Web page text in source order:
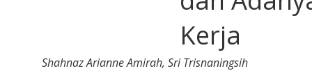
Kerja
Shahnaz Arianne Amirah, Sri Trisnaningsih